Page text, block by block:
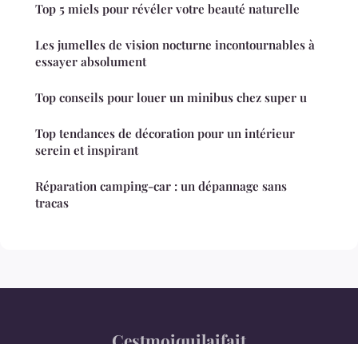
Top 5 miels pour révéler votre beauté naturelle
Les jumelles de vision nocturne incontournables à
essayer absolument
Top conseils pour louer un minibus chez super u
Top tendances de décoration pour un intérieur
serein et inspirant
Réparation camping-car : un dépannage sans
tracas